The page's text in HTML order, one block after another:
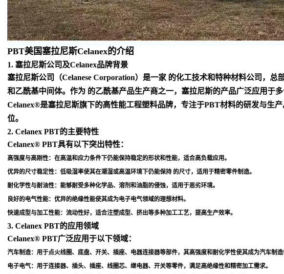
PBT美国塞拉尼斯Celanex的介绍
1. 塞拉尼斯公司及Celanex品牌背景
塞拉尼斯公司（Celanese Corporation）是一家 的化工技术和特种材料公司，
和乙酰基中间体。作为 的乙酰基产品生产商之一，塞拉尼斯的产品广泛应用于
Celanex®是塞拉尼斯旗下的高性能工程塑料品牌，专注于PBT材料的研发与生
位。
2. Celanex PBT的主要特性
Celanex® PBT具有以下突出特性：
高强度与高刚性：在高温和应力条件下仍能保持稳定的形状和性能，适合高负载应用。
优异的尺寸稳定性：低吸湿率使其在潮湿或高温环境下仍能保持 的尺寸，适用于精密零件制造。
耐化学性与耐油性：能够耐受多种化学品、溶剂和油脂的侵蚀，适用于恶劣环境。
良好的电气性能：优异的绝缘性能使其成为电子电气领域的理想材料。
快速成型与加工性能：流动性好，适合注塑成型、挤出等多种加工工艺，提高生产效率。
3. Celanex PBT的应用领域
Celanex® PBT广泛应用于以下领域：
汽车制造：用于点火线圈、底盘、开关、插座、电器连接器等部件，其高强度和耐化学性使其成为汽车制
电子电气：用于连接器、插头、插座、线圈芯、继电器、开关等零件，满足高绝缘性和精密加工需求。